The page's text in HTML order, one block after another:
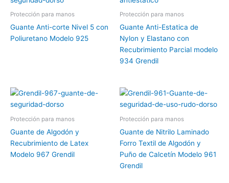
Protección para manos
Guante Anti-corte Nivel 5 con
Poliuretano Modelo 925
Protección para manos
Guante Anti-Estatica de
Nylon y Elastano con
Recubrimiento Parcial modelo
934 Grendil
Protección para manos
Guante de Algodón y
Recubrimiento de Latex
Modelo 967 Grendil
Protección para manos
Guante de Nitrilo Laminado
Forro Textil de Algodón y
Puño de Calcetín Modelo 961
Grendil